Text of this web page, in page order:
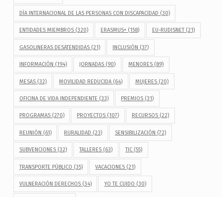
DÍA INTERNACIONAL DE LAS PERSONAS CON DISCAPACIDAD (30)
ENTIDADES MIEMBROS(320) ERASMUS+ (158) EU-RUDISNET(21)
GASOLINERAS DESATENDIDAS(21) INCLUSIÓN (37)
INFORMACIÓN (194) JORNADAS (90) MENORES(89)
MESAS(32) MOVILIDAD REDUCIDA (64) MUJERES(20)
OFICINA DE VIDA INDEPENDIENTE (33) PREMIOS (31)
PROGRAMAS(270) PROYECTOS (107) RECURSOS(22)
REUNIÓN (61) RURALIDAD (23) SENSIBILIZACIÓN (72)
SUBVENCIONES(32) TALLERES (63) TIC(55)
TRANSPORTE PÚBLICO (35) VACACIONES (21)
VULNERACIÓN DERECHOS(34) YO TE CUIDO (30)